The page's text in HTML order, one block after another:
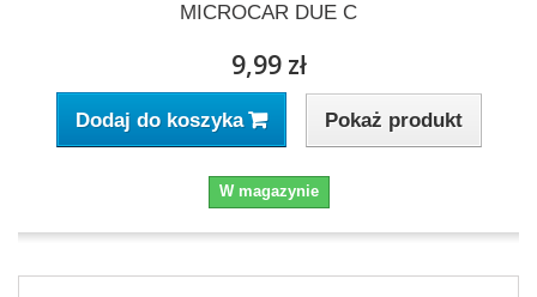
MICROCAR DUE C
9,99 zł
Dodaj do koszyka Pokaż produkt
W magazynie